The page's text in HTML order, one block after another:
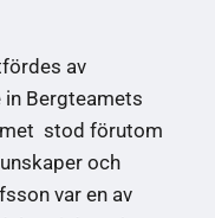
av
Bergteamets
stod förutom
och
var en av